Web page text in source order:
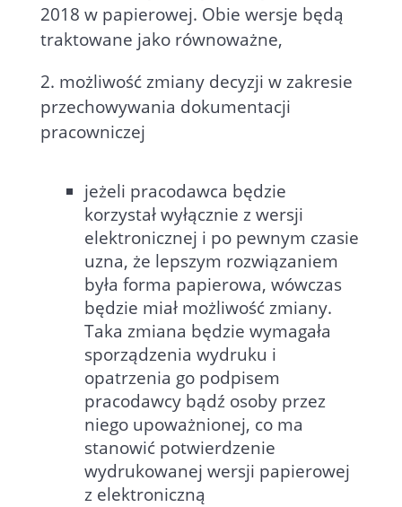
2018 w papierowej. Obie wersje będą
traktowane jako równoważne,
2. możliwość zmiany decyzji w zakresie
przechowywania dokumentacji
pracowniczej
jeżeli pracodawca będzie
korzystał wyłącznie z wersji
elektronicznej i po pewnym czasie
uzna, że lepszym rozwiązaniem
była forma papierowa, wówczas
będzie miał możliwość zmiany.
Taka zmiana będzie wymagała
sporządzenia wydruku i
opatrzenia go podpisem
pracodawcy bądź osoby przez
niego upoważnionej, co ma
stanowić potwierdzenie
wydrukowanej wersji papierowej
z elektroniczną